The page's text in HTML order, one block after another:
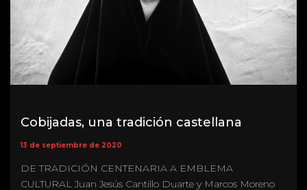
Cobijadas, una tradición castellana
13 de septiembre de 2020
DE TRADICIÓN CENTENARIA A EMBLEMA
CULTURAL Juan Jesús Cantillo Duarte y Marcos Moreno